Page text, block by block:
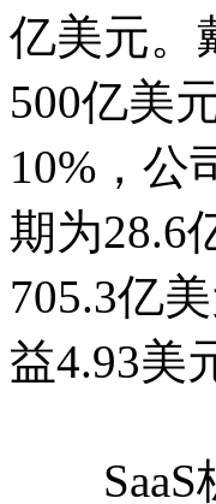
亿美元。
500亿美
10%，公
期为28.6
705.3亿
益4.93美
SaaS板